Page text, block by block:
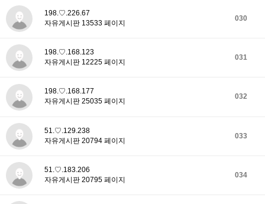
030
198.♡.226.67
자유게시판 13533 페이지
031
198.♡.168.123
자유게시판 12225 페이지
032
198.♡.168.177
자유게시판 25035 페이지
033
51.♡.129.238
자유게시판 20794 페이지
034
51.♡.183.206
자유게시판 20795 페이지